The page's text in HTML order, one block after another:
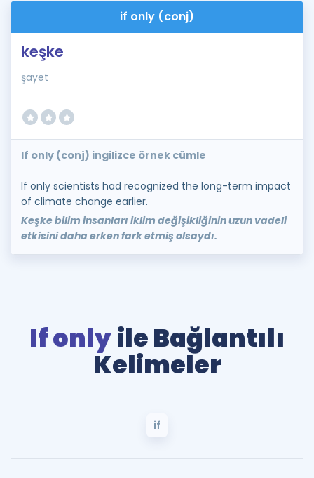
Blog
İngilizce Gramer
if only (conj)
keşke
şayet
If only (conj) ingilizce örnek cümle
If only scientists had recognized the long-term impact
of climate change earlier.
Keşke bilim insanları iklim değişikliğinin uzun vadeli
etkisini daha erken fark etmiş olsaydı.
If onlyile Bağlantılı
Kelimeler
if